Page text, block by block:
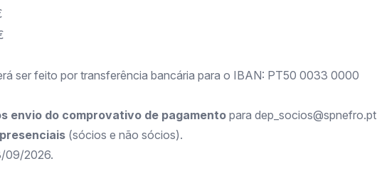
ser feito por transferência bancária para o IBAN: PT50 0033 0000
envio do comprovativo de pagamento para dep_socios@spnefro.pt
(sócios e não sócios).
09/2026.